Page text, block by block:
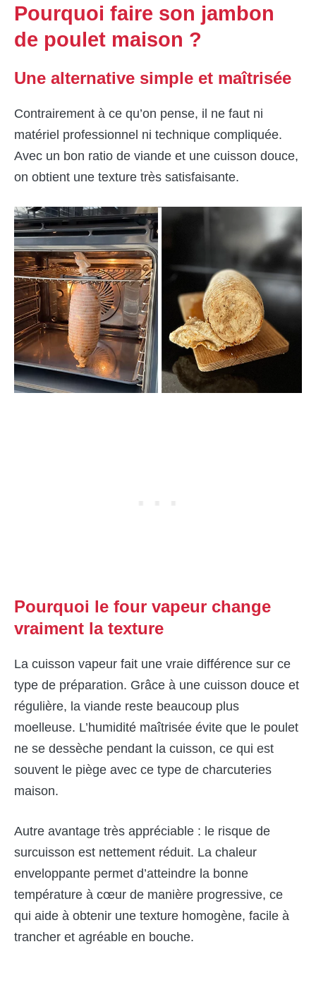
Pourquoi faire son jambon
de poulet maison ?
Une alternative simple et maîtrisée
Contrairement à ce qu’on pense, il ne faut ni
matériel professionnel ni technique compliquée.
Avec un bon ratio de viande et une cuisson douce,
on obtient une texture très satisfaisante.
Pourquoi le four vapeur change
vraiment la texture
La cuisson vapeur fait une vraie différence sur ce
type de préparation. Grâce à une cuisson douce et
régulière, la viande reste beaucoup plus
moelleuse. L’humidité maîtrisée évite que le poulet
ne se dessèche pendant la cuisson, ce qui est
souvent le piège avec ce type de charcuteries
maison.
Autre avantage très appréciable : le risque de
surcuisson est nettement réduit. La chaleur
enveloppante permet d’atteindre la bonne
température à cœur de manière progressive, ce
qui aide à obtenir une texture homogène, facile à
trancher et agréable en bouche.